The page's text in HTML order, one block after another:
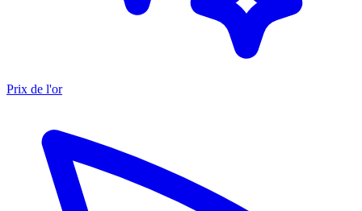
Prix de l'or